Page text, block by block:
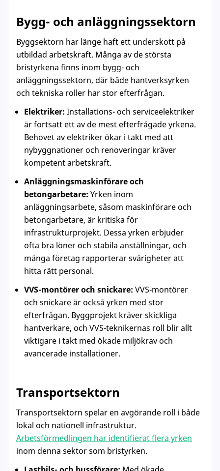
Bygg- och anläggningssektorn
Byggsektorn har länge haft ett underskott på
utbildad arbetskraft. Många av de största
bristyrkena finns inom bygg- och
anläggningssektorn, där både hantverksyrken
och tekniska roller har stor efterfrågan.
Elektriker: Installations- och serviceelektriker
är fortsatt ett av de mest efterfrågade yrkena.
Behovet av elektriker ökar i takt med att
nybyggnationer och renoveringar kräver
kompetent arbetskraft.
Anläggningsmaskinförare och
betongarbetare: Yrken inom
anläggningsarbete, såsom maskinförare och
betongarbetare, är kritiska för
infrastrukturprojekt. Dessa yrken erbjuder
ofta bra löner och stabila anställningar, och
många företag rapporterar svårigheter att
hitta rätt personal.
VVS-montörer och snickare: VVS-montörer
och snickare är också yrken med stor
efterfrågan. Byggprojekt kräver skickliga
hantverkare, och VVS-teknikernas roll blir allt
viktigare i takt med ökade miljökrav och
avancerade installationer.
Transportsektorn
Transportsektorn spelar en avgörande roll i både
lokal och nationell infrastruktur.
Arbetsförmedlingen har identifierat flera yrken
inom denna sektor som bristyrken.